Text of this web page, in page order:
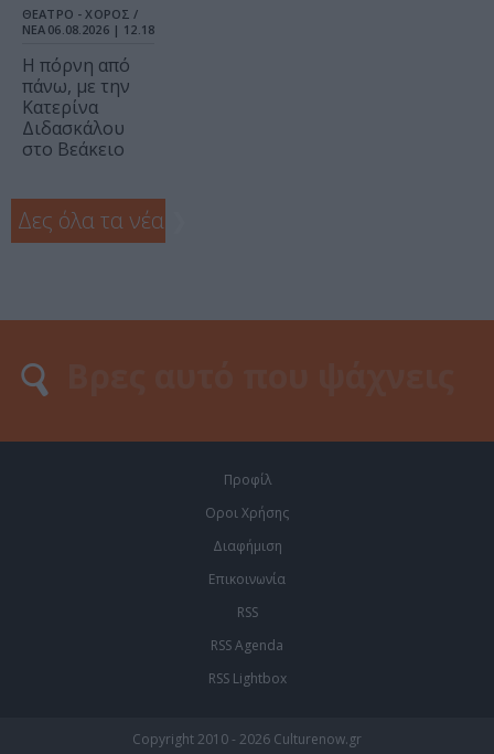
ΘΕΑΤΡΟ - ΧΟΡΟΣ /
ΝΕΑ 06.08.2026 | 12.18
Η πόρνη από
πάνω, με την
Κατερίνα
Διδασκάλου
στο Βεάκειο
Δες όλα τα νέα
Προφίλ
Οροι Χρήσης
Διαφήμιση
Επικοινωνία
RSS
RSS Agenda
RSS Lightbox
Copyright 2010 - 2026 Culturenow.gr